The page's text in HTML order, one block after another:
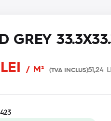
GREY
/ M² (TVA INCLUS)51,24